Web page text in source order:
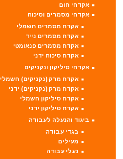
אקדחי חום
אקדחי מסמרים וסיכות
אקדח מסמרים חשמלי
אקדח מסמרים נייד
אקדח מסמרים פנאומטי
אקדח סיכות ידני
אקדחי סיליקון ונקניקים
אקדח מרק (נקניקים) חשמלי
אקדח מרק (נקניקים) ידני
אקדח סיליקון חשמלי
אקדח סיליקון ידני
ביגוד והנעלה לעבודה
בגדי עבודה
מעילים
נעלי עבודה